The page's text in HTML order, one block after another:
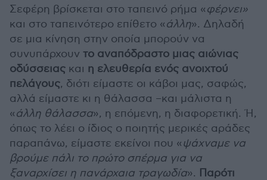
Σεφέρη βρίσκεται στο ταπεινό ρήμα «φέρνει»
και στο ταπεινότερο επίθετο «άλλη». Δηλαδή
σε μια κίνηση στην οποία μπορούν να
συνυπάρχουν το αναπόδραστο μιας αιώνιας
οδύσσειας και η ελευθερία ενός ανοιχτού
πελάγους, διότι είμαστε οι κάβοι μας, σαφώς,
αλλά είμαστε κι η θάλασσα –και μάλιστα η
«άλλη θάλασσα», η επόμενη, η διαφορετική. Ή,
όπως το λέει ο ίδιος ο ποιητής μερικές αράδες
παραπάνω, είμαστε εκείνοι που «ψάχναμε να
βρούμε πάλι το πρώτο σπέρμα για να
ξαναρχίσει η πανάρχαια τραγωδία». Παρότι